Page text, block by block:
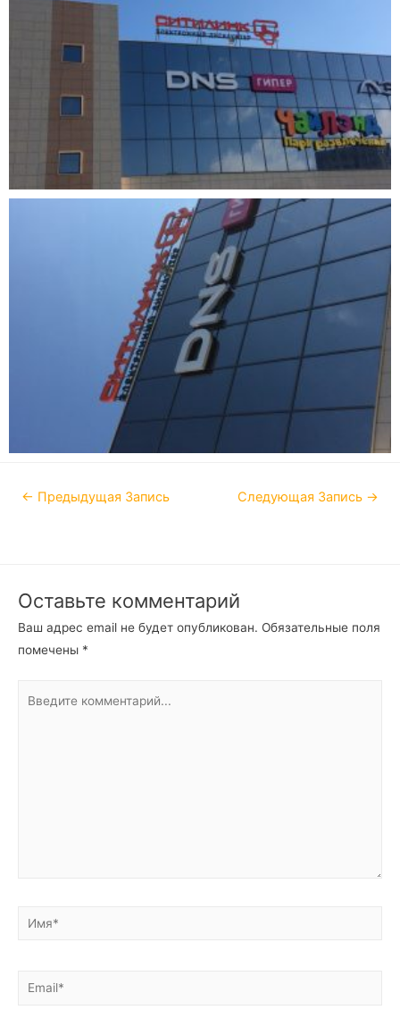
← Предыдущая Запись Следующая Запись →
Оставьте комментарий
Ваш адрес email не будет опубликован. Обязательные поля
помечены *